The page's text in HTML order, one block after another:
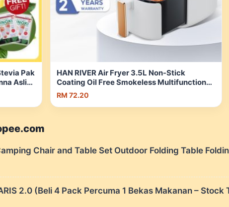
Pak
Asli
|
HAN RIVER Air Fryer 3.5L Non-Stick
Coating Oil Free Smokeless Multifunctional
Cooking 800W Low Watt | Shopee Malaysia
RM 72.20
Camping Chair and Table Set Outdoor Folding Table
2.0 (Beli 4 Pack Percuma 1 Bekas Makanan –